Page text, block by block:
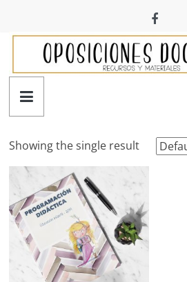
contenido
Oposiciones
docentes
Showing the single result